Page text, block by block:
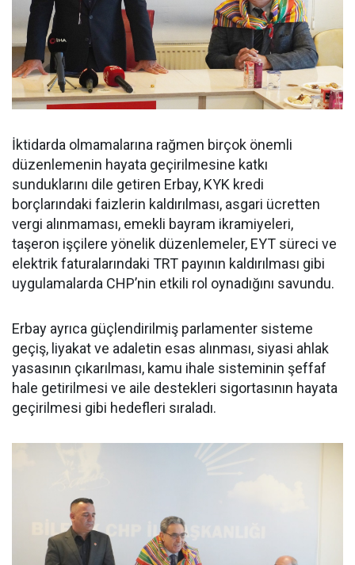
İktidarda olmamalarına rağmen birçok önemli
düzenlemenin hayata geçirilmesine katkı
sunduklarını dile getiren Erbay, KYK kredi
borçlarındaki faizlerin kaldırılması, asgari ücretten
vergi alınmaması, emekli bayram ikramiyeleri,
taşeron işçilere yönelik düzenlemeler, EYT süreci ve
elektrik faturalarındaki TRT payının kaldırılması gibi
uygulamalarda CHP’nin etkili rol oynadığını savundu.
Erbay ayrıca güçlendirilmiş parlamenter sisteme
geçiş, liyakat ve adaletin esas alınması, siyasi ahlak
yasasının çıkarılması, kamu ihale sisteminin şeffaf
hale getirilmesi ve aile destekleri sigortasının hayata
geçirilmesi gibi hedefleri sıraladı.